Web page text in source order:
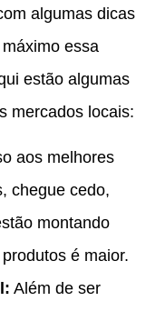
algumas dicas
essa
estão algumas
mercados locais:
aos melhores
chegue cedo,
montando
é maior.
Além de ser